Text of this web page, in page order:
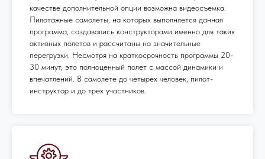
качестве дополнительной опции возможна видеосъемка.
Пилотажные самолеты, на которых выполняется данная
программа, создавались конструкторами именно для таких
активных полетов и рассчитаны на значительные
перегрузки. Несмотря на краткосрочность программы 20-
30 минут, это полноценный полет с массой динамики и
впечатлений. В самолете до четырех человек, пилот-
инструктор и до трех участников.